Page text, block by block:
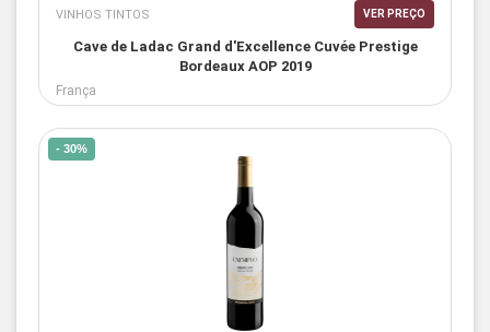
VINHOS TINTOS VER PREÇO
Cave de Ladac Grand d'Excellence Cuvée Prestige
Bordeaux AOP 2019
França
- 30%